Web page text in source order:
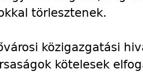
törlesztenek.
közigazgatási
kötelesek